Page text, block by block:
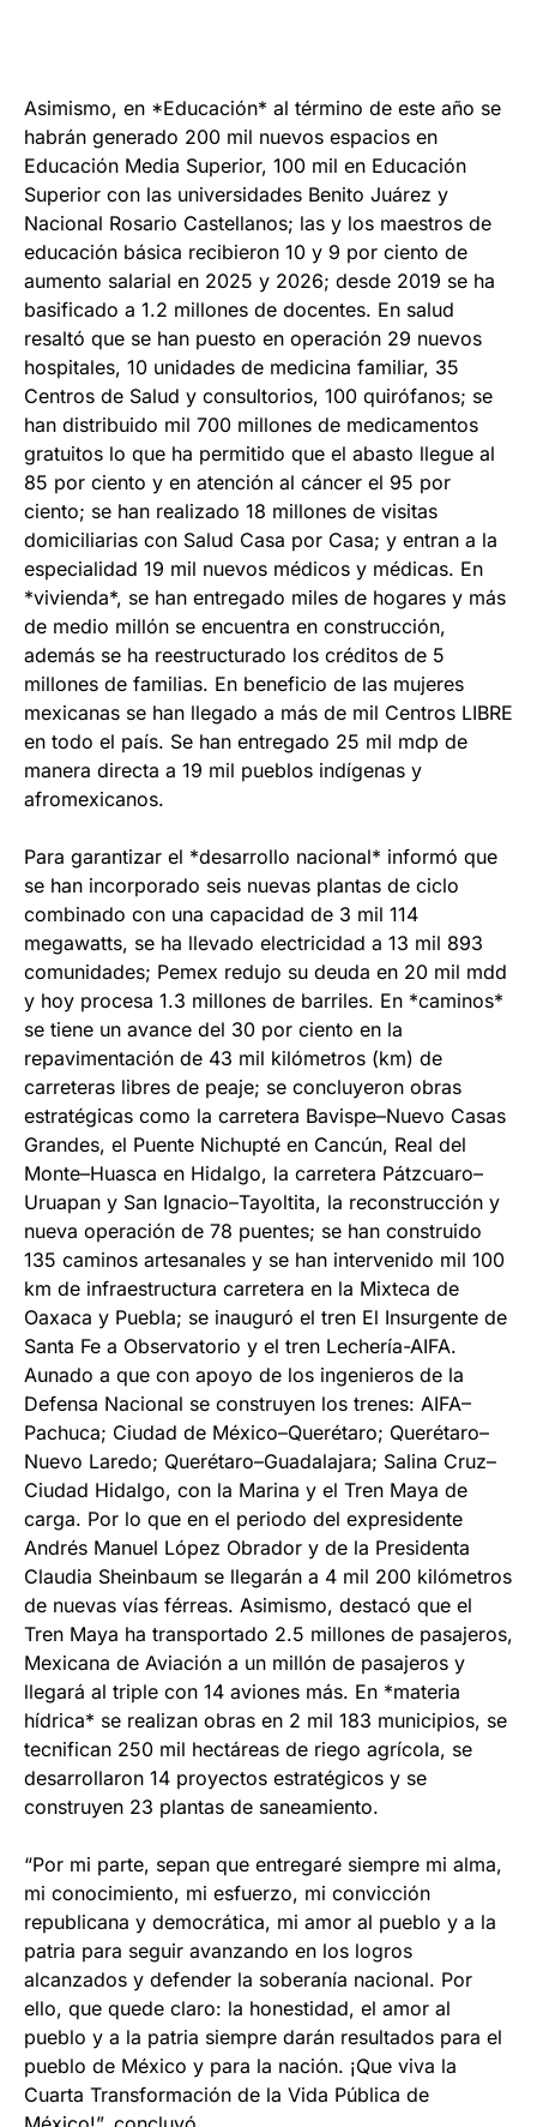
Asimismo, en *Educación* al término de este año se
habrán generado 200 mil nuevos espacios en
Educación Media Superior, 100 mil en Educación
Superior con las universidades Benito Juárez y
Nacional Rosario Castellanos; las y los maestros de
educación básica recibieron 10 y 9 por ciento de
aumento salarial en 2025 y 2026; desde 2019 se ha
basificado a 1.2 millones de docentes. En salud
resaltó que se han puesto en operación 29 nuevos
hospitales, 10 unidades de medicina familiar, 35
Centros de Salud y consultorios, 100 quirófanos; se
han distribuido mil 700 millones de medicamentos
gratuitos lo que ha permitido que el abasto llegue al
85 por ciento y en atención al cáncer el 95 por
ciento; se han realizado 18 millones de visitas
domiciliarias con Salud Casa por Casa; y entran a la
especialidad 19 mil nuevos médicos y médicas. En
*vivienda*, se han entregado miles de hogares y más
de medio millón se encuentra en construcción,
además se ha reestructurado los créditos de 5
millones de familias. En beneficio de las mujeres
mexicanas se han llegado a más de mil Centros LIBRE
en todo el país. Se han entregado 25 mil mdp de
manera directa a 19 mil pueblos indígenas y
afromexicanos.
Para garantizar el *desarrollo nacional* informó que
se han incorporado seis nuevas plantas de ciclo
combinado con una capacidad de 3 mil 114
megawatts, se ha llevado electricidad a 13 mil 893
comunidades; Pemex redujo su deuda en 20 mil mdd
y hoy procesa 1.3 millones de barriles. En *caminos*
se tiene un avance del 30 por ciento en la
repavimentación de 43 mil kilómetros (km) de
carreteras libres de peaje; se concluyeron obras
estratégicas como la carretera Bavispe–Nuevo Casas
Grandes, el Puente Nichupté en Cancún, Real del
Monte–Huasca en Hidalgo, la carretera Pátzcuaro–
Uruapan y San Ignacio–Tayoltita, la reconstrucción y
nueva operación de 78 puentes; se han construido
135 caminos artesanales y se han intervenido mil 100
km de infraestructura carretera en la Mixteca de
Oaxaca y Puebla; se inauguró el tren El Insurgente de
Santa Fe a Observatorio y el tren Lechería-AIFA.
Aunado a que con apoyo de los ingenieros de la
Defensa Nacional se construyen los trenes: AIFA–
Pachuca; Ciudad de México–Querétaro; Querétaro–
Nuevo Laredo; Querétaro–Guadalajara; Salina Cruz–
Ciudad Hidalgo, con la Marina y el Tren Maya de
carga. Por lo que en el periodo del expresidente
Andrés Manuel López Obrador y de la Presidenta
Claudia Sheinbaum se llegarán a 4 mil 200 kilómetros
de nuevas vías férreas. Asimismo, destacó que el
Tren Maya ha transportado 2.5 millones de pasajeros,
Mexicana de Aviación a un millón de pasajeros y
llegará al triple con 14 aviones más. En *materia
hídrica* se realizan obras en 2 mil 183 municipios, se
tecnifican 250 mil hectáreas de riego agrícola, se
desarrollaron 14 proyectos estratégicos y se
construyen 23 plantas de saneamiento.
“Por mi parte, sepan que entregaré siempre mi alma,
mi conocimiento, mi esfuerzo, mi convicción
republicana y democrática, mi amor al pueblo y a la
patria para seguir avanzando en los logros
alcanzados y defender la soberanía nacional. Por
ello, que quede claro: la honestidad, el amor al
pueblo y a la patria siempre darán resultados para el
pueblo de México y para la nación. ¡Que viva la
Cuarta Transformación de la Vida Pública de